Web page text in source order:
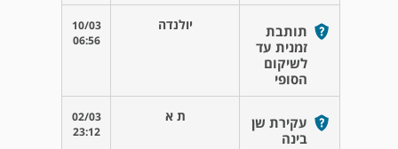
תותבת
זמנית עד
לשיקום
הסופי
יולנדה
10/03
06:56
עקירת שן
בינה
ת א
02/03
23:12